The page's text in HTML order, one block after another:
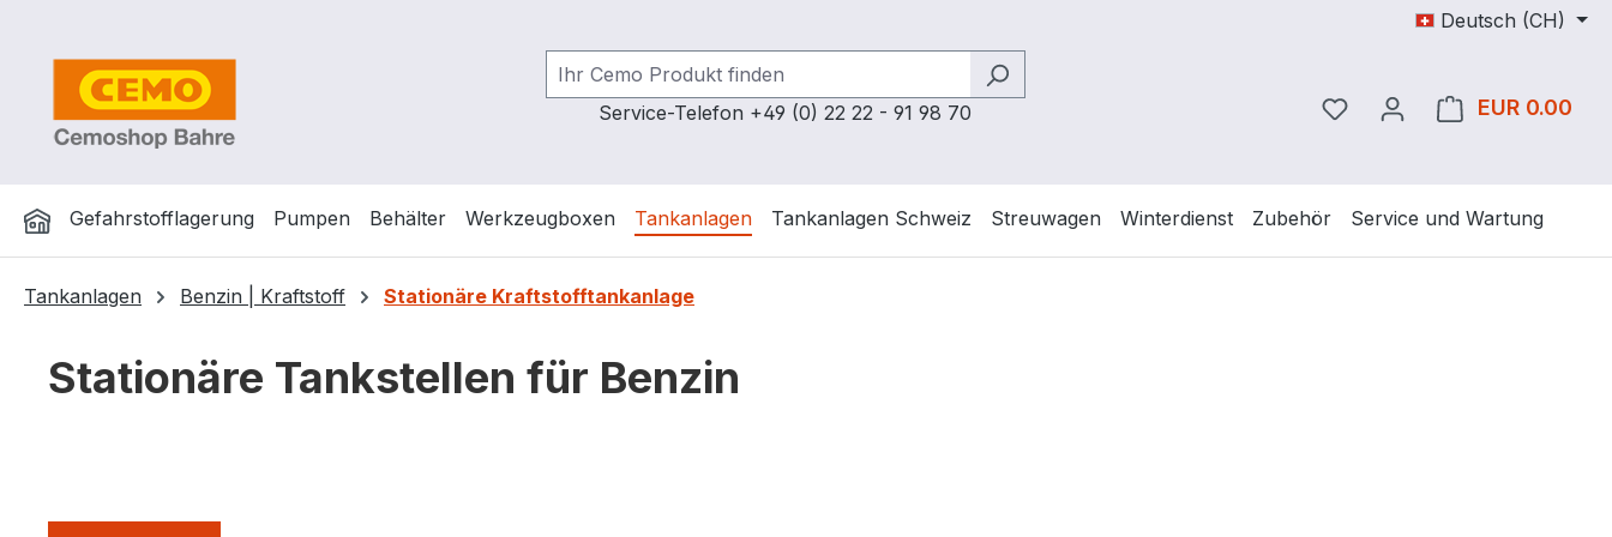
Deutsch (CH)
Service-Telefon +49 (0) 22 22 - 91 98 70 Du hast 0 Produkte auf
EUR 0.00
Gefahrstofflagerung Pumpen Behälter Werkzeugboxen Tankanlagen Tankanlagen Schweiz Streuwagen Winterdienst Zubehör Service und Wartung
Tankanlagen Benzin | Kraftstoff Stationäre Kraftstofftankanlage
Stationäre Tankstellen für Benzin
Tankstellen für den ortsgebundenen Einsatz aus Stahl